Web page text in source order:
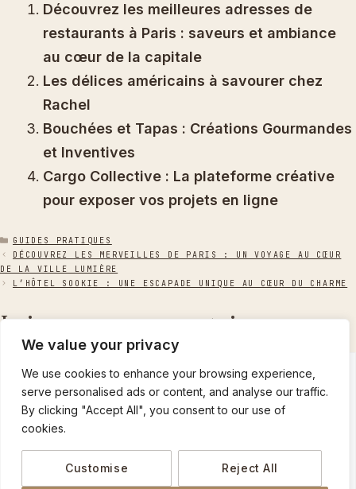
We value your privacy
We use cookies to enhance your browsing experience,
serve personalised ads or content, and analyse our traffic.
By clicking "Accept All", you consent to our use of
cookies.
Customise Reject All
Découvrez les meilleures adresses de
restaurants à Paris : saveurs et ambiance
au cœur de la capitale
Les délices américains à savourer chez
Rachel
Bouchées et Tapas : Créations Gourmandes
et Inventives
Cargo Collective : La plateforme créative
pour exposer vos projets en ligne
CATÉGORIES
GUIDES PRATIQUES
DÉCOUVREZ LES MERVEILLES DE PARIS : UN VOYAGE AU CŒUR
DE LA VILLE LUMIÈRE
L’HÔTEL SOOKIE : UNE ESCAPADE UNIQUE AU CŒUR DU CHARME
Laisser un commentaire